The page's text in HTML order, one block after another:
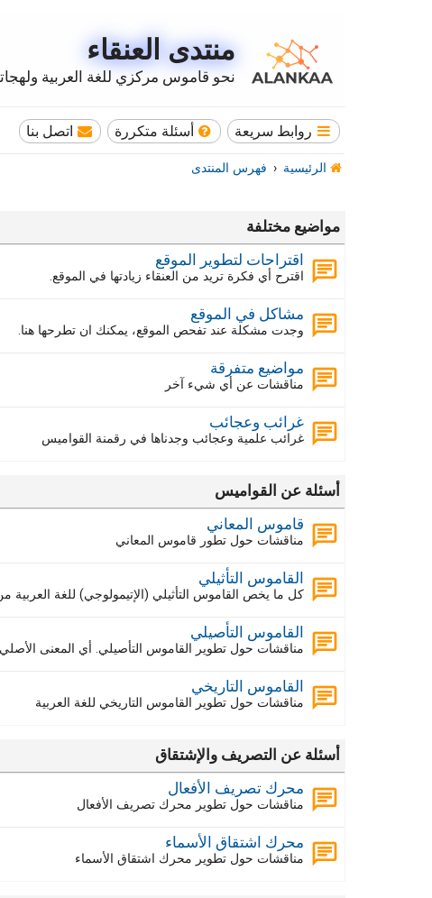
منتدى العنقاء
نحو قاموس مركزي للغة العربية
روابط سريعة أسئلة متكررة اتصل بنا
الرئيسية فهرس المنتدى
مواضيع مختلفة
اقتراحات لتطوير الموقع
اقترح أي فكرة تريد من العنقاء زيادتها في الموقع.
مشاكل في الموقع
وجدت مشكلة عند تفحص الموقع، يمكنك ان تطرحها هنا.
مواضيع متفرقة
مناقشات عن أي شيء آخر
غرائب وعجائب
غرائب علمية وعجائب وجدناها في رقمنة القواميس
أسئلة عن القواميس
قاموس المعاني
مناقشات حول تطور قاموس المعاني
القاموس التأثيلي
كل ما يخص القاموس التأثيلي (الإتيمولوجي) للغة العربية
القاموس التأصيلي
مناقشات حول تطوير القاموس التأصيلي. أي المعنى
القاموس التاريخي
مناقشات حول تطوير القاموس التاريخي للغة العربية
أسئلة عن التصريف والإشتقاق
محرك تصريف الأفعال
مناقشات حول تطوير محرك تصريف الأفعال
محرك اشتقاق الأسماء
مناقشات حول تطوير محرك اشتقاق الأسماء